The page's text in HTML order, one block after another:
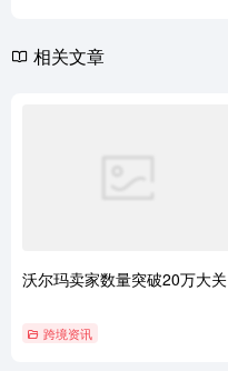
相关文章
沃尔玛卖家数量突破20万大关
跨境资讯